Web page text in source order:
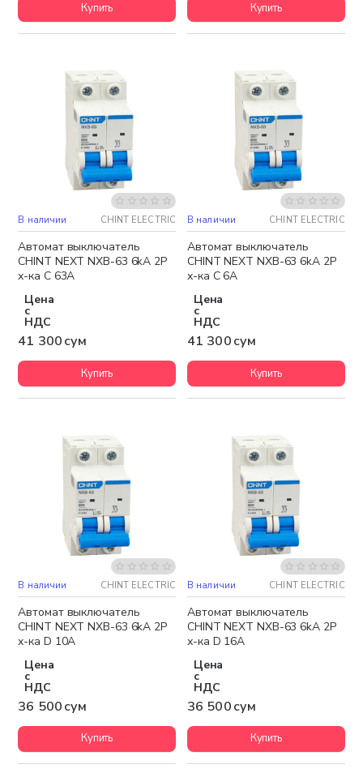
Купить Купить
В наличии CHINT ELECTRIC
Автомат выключатель
CHINT NEXT NXB-63 6kA 2P
х-ка C 63A
Цена
с
НДС
41 300 сум
Купить
В наличии CHINT ELECTRIC
Автомат выключатель
CHINT NEXT NXB-63 6kA 2P
х-ка C 6A
Цена
с
НДС
41 300 сум
Купить
В наличии CHINT ELECTRIC
Автомат выключатель
CHINT NEXT NXB-63 6kA 2P
х-ка D 10A
Цена
с
НДС
36 500 сум
Купить
В наличии CHINT ELECTRIC
Автомат выключатель
CHINT NEXT NXB-63 6kA 2P
х-ка D 16A
Цена
с
НДС
36 500 сум
Купить